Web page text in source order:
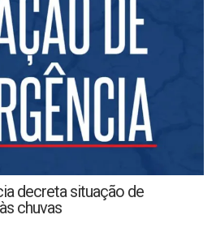
decreta situação de
chuvas